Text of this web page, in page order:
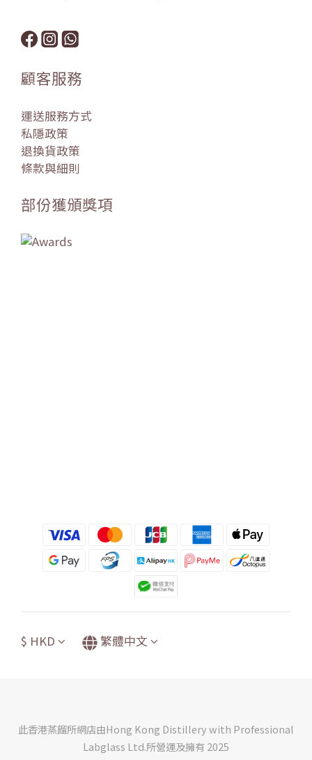
顧客服務
運送服務方式
私隱政策
退換貨政策
條款與細則
部份獲頒獎項
$ HKD 繁體中文
此香港蒸餾所網店由Hong Kong Distillery with Professional
Labglass Ltd.所營運及擁有 2025